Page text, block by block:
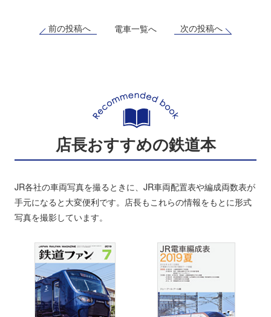
前の投稿へ 電車一覧へ 次の投稿へ
店長おすすめの鉄道本
JR各社の車両写真を撮るときに、JR車両配置表や編成両数表が
手元になると大変便利です。店長もこれらの情報をもとに形式
写真を撮影しています。